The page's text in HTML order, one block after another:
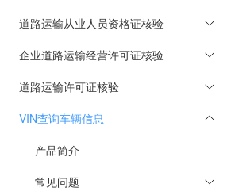
道路运输从业人员资格证核验
企业道路运输经营许可证核验
道路运输许可证核验
VIN查询车辆信息
产品简介
常见问题